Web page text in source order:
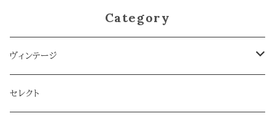
Category
ヴィンテージ
雑貨
セレクト